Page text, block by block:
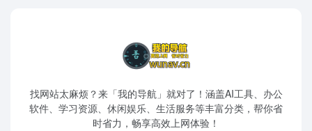
找网站太麻烦？来「我的导航」就对了！涵盖AI工具、办公
软件、学习资源、休闲娱乐、生活服务等丰富分类，帮你省
时省力，畅享高效上网体验！